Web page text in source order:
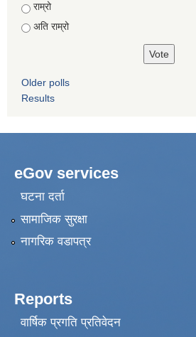
राम्रो
अति राम्रो
Older polls
Results
eGov services
घटना दर्ता
सामाजिक सुरक्षा
नागरिक वडापत्र
Reports
वार्षिक प्रगति प्रतिवेदन